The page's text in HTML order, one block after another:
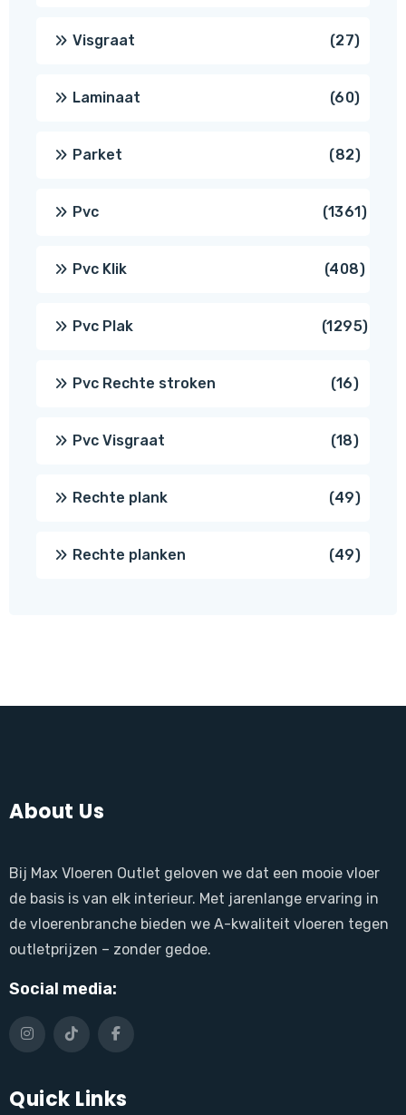
Visgraat 2727
Laminaat 6060
Parket 8282
Pvc 13611361
Pvc Klik 408408
Pvc Plak 12951295
Pvc Rechte stroken 1616
Pvc Visgraat 1818
Rechte plank 4949
Rechte planken 4949
About Us
Bij Max Vloeren Outlet geloven we dat een mooie vloer
de basis is van elk interieur. Met jarenlange ervaring in
de vloerenbranche bieden we A-kwaliteit vloeren tegen
outletprijzen – zonder gedoe.
Social media:
Quick Links